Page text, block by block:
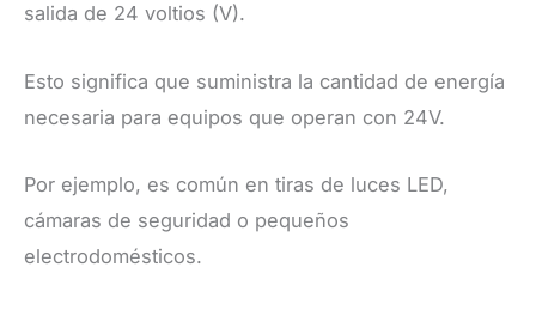
salida de 24 voltios (V).
Esto significa que suministra la cantidad de energía
necesaria para equipos que operan con 24V.
Por ejemplo, es común en tiras de luces LED,
cámaras de seguridad o pequeños
electrodomésticos.